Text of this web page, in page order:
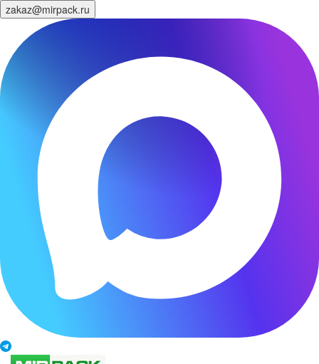
zakaz@mirpack.ru